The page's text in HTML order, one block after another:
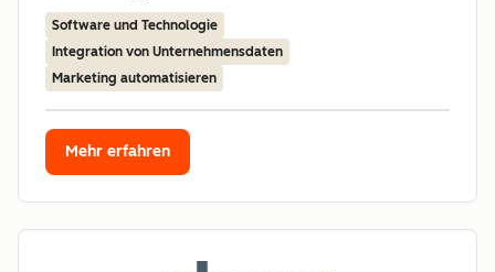
Software und Technologie
Integration von Unternehmensdaten
Marketing automatisieren
Mehr erfahren